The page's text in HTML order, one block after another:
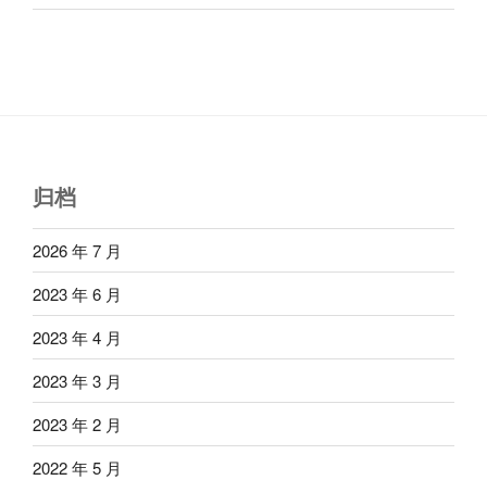
归档
2026 年 7 月
2023 年 6 月
2023 年 4 月
2023 年 3 月
2023 年 2 月
2022 年 5 月